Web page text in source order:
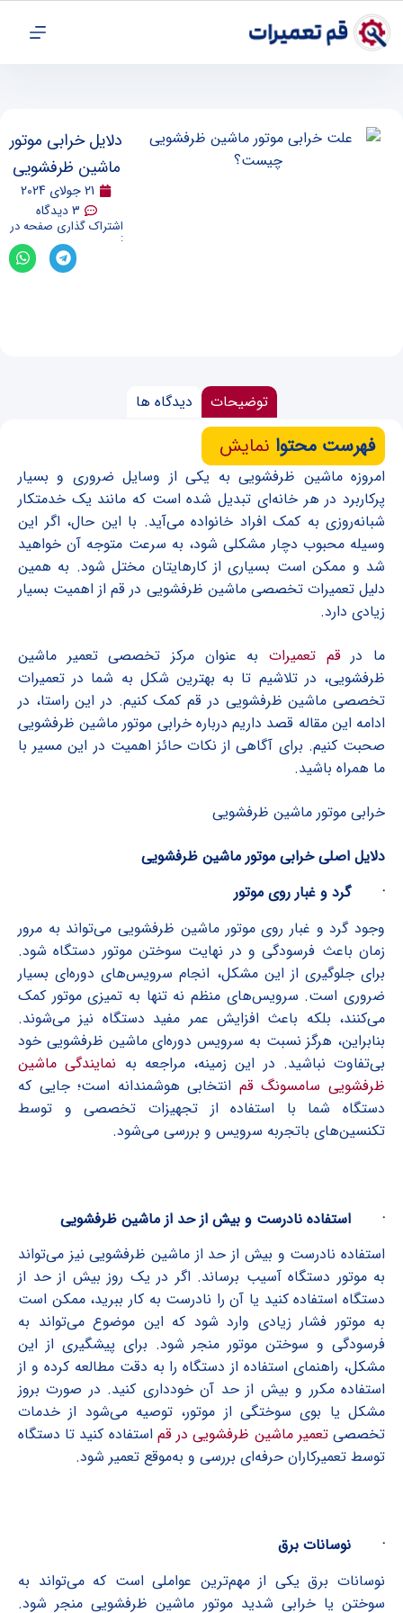
دلایل خرابی موتور
ماشین ظرفشویی
21 جولای 2024
3 دیدگاه
اشتراک گذاری صفحه در
:
توضیحات دیدگاه‌ ها
فهرست محتوا نمایش
امروزه ماشین ظرفشویی به یکی از وسایل ضروری و بسیار
پرکاربرد در هر خانه‌ای تبدیل شده است که مانند یک خدمتکار
شبانه‌روزی به کمک افراد خانواده می‌آید. با این حال، اگر این
وسیله محبوب دچار مشکلی شود، به سرعت متوجه آن خواهید
شد و ممکن است بسیاری از کارهایتان مختل شود. به همین
دلیل تعمیرات تخصصی ماشین ظرفشویی در قم از اهمیت بسیار
زیادی دارد.
ما درقم تعمیرات به عنوان مرکز تخصصی تعمیر ماشین
ظرفشویی، در تلاشیم تا به بهترین شکل به شما در تعمیرات
تخصصی ماشین ظرفشویی در قم کمک کنیم. در این راستا، در
ادامه این مقاله قصد داریم درباره خرابی موتور ماشین ظرفشویی
صحبت کنیم. برای آگاهی از نکات حائز اهمیت در این مسیر با
ما همراه باشید.
خرابی موتور ماشین ظرفشویی
دلایل اصلی خرابی موتور ماشین ظرفشویی
·گرد و غبار روی موتور
وجود گرد و غبار روی موتور ماشین ظرفشویی می‌تواند به مرور
زمان باعث فرسودگی و در نهایت سوختن موتور دستگاه شود.
برای جلوگیری از این مشکل، انجام سرویس‌های دوره‌ای بسیار
ضروری است. سرویس‌های منظم نه تنها به تمیزی موتور کمک
می‌کنند، بلکه باعث افزایش عمر مفید دستگاه نیز می‌شوند.
بنابراین، هرگز نسبت به سرویس دوره‌ای ماشین ظرفشویی خود
بی‌تفاوت نباشید. در این زمینه، مراجعه به نمایندگی ماشین
ظرفشویی سامسونگ قم انتخابی هوشمندانه است؛ جایی که
دستگاه شما با استفاده از تجهیزات تخصصی و توسط
تکنسین‌های باتجربه سرویس و بررسی می‌شود.
· استفاده نادرست و بیش از حد از ماشین ظرفشویی
استفاده نادرست و بیش از حد از ماشین ظرفشویی نیز می‌تواند
به موتور دستگاه آسیب برساند. اگر در یک روز بیش از حد از
دستگاه استفاده کنید یا آن را نادرست به کار ببرید، ممکن است
به موتور فشار زیادی وارد شود که این موضوع می‌تواند به
فرسودگی و سوختن موتور منجر شود. برای پیشگیری از این
مشکل، راهنمای استفاده از دستگاه را به دقت مطالعه کرده و از
استفاده مکرر و بیش از حد آن خودداری کنید. در صورت بروز
مشکل یا بوی سوختگی از موتور، توصیه می‌شود از خدمات
تخصصیتعمیر ماشین ظرفشویی در قم استفاده کنید تا دستگاه
توسط تعمیرکاران حرفه‌ای بررسی و به‌موقع تعمیر شود.
· نوسانات برق
نوسانات برق یکی از مهم‌ترین عواملی است که می‌تواند به
سوختن یا خرابی شدید موتور ماشین ظرفشویی منجر شود.